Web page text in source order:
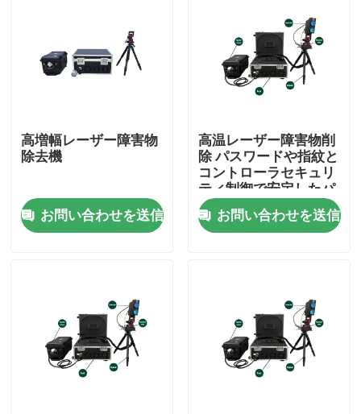
動画
私たちに関しては
工場見学
お問い合わせ
引用を要求
高増幅レーザー障害物
除去機
お問い合わせを送信
高温レーザー障害物削
除 パスワードや指紋と
コントローラセキュリ
ティ制御で安定したパ
フォーマンス
お問い合わせを送信